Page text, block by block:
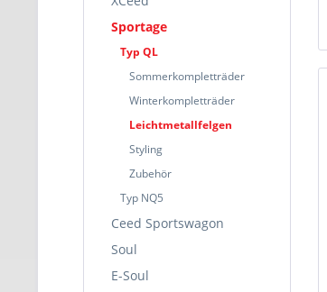
Sportage
Typ QL
Sommerkompletträder
Winterkompletträder
Leichtmetallfelgen
Styling
Zubehör
Typ NQ5
Ceed Sportswagon
Soul
E-Soul